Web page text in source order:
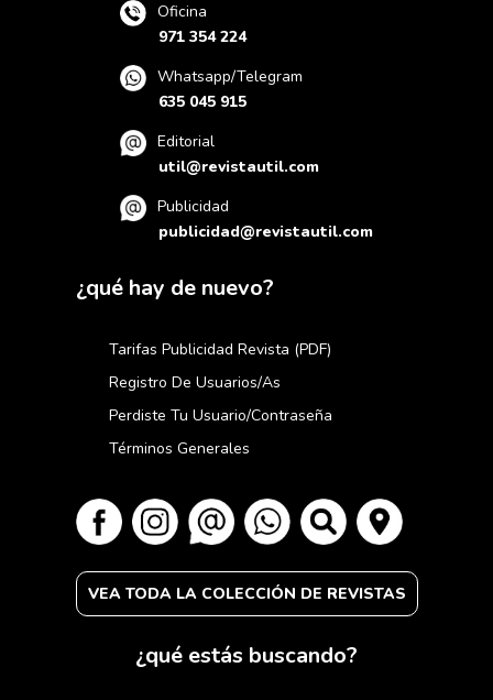
Oficina
971 354 224
Whatsapp/Telegram
635 045 915
Editorial
util@revistautil.com
Publicidad
publicidad@revistautil.com
¿qué hay de nuevo?
Tarifas Publicidad Revista (PDF)
Registro De Usuarios/as
Perdiste Tu Usuario/contraseña
Términos Generales
VEA TODA LA COLECCIÓN DE REVISTAS
¿qué estás buscando?